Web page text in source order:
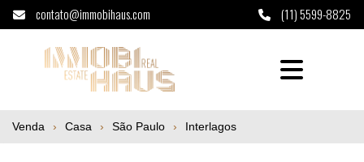
contato@immobihaus.com (11) 5599-8825
Casa para Venda, Interlagos, São Paulo |
Venda Casa São Paulo Interlagos